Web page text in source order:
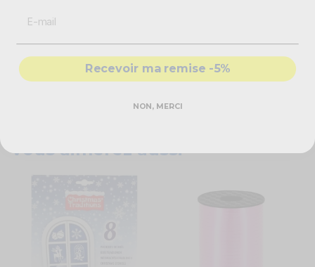
Caractéristiques techniques
Décoration Merry Christmas
Couleur : noir
Vous aimerez aussi
Recevoir ma remise -5%
NON, MERCI